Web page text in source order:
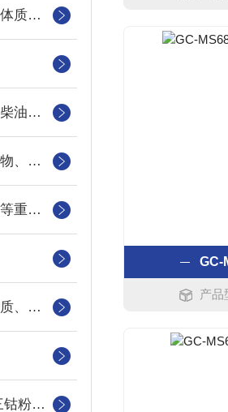
电感耦合等离子体质谱仪
油品中如汽油、柴油等样品中的硫、氯、硅、磷的快速分析
食品、药品、植物、地下水、地表水以及工业污水中重金属
食物、粮食中镉等重金属元素
土壤、固废、水质、农作物
铝掺杂四氧化 三钴粉末中钴、铝元素的检测
GC-
产品